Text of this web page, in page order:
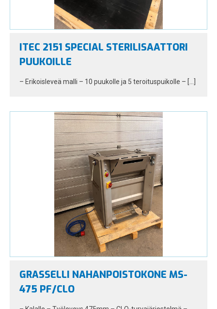
ITEC 2151 SPECIAL STERILISAATTORI
PUUKOILLE
– Erikoisleveä malli – 10 puukolle ja 5 teroituspuikolle – […]
GRASSELLI NAHANPOISTOKONE MS-
475 PF/CLO